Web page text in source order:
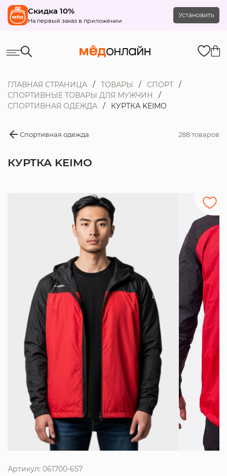
Скидка 10%
На первый заказ в приложении
Установить
ГЛАВНАЯ СТРАНИЦА ТОВАРЫ
СПОРТ
СПОРТИВНЫЕ ТОВАРЫ ДЛЯ МУЖЧИН
СПОРТИВНАЯ ОДЕЖДА
КУРТКА KEIMO
Спортивная одежда 288 товаров
КУРТКА KEIMO
Артикул: 061700-657